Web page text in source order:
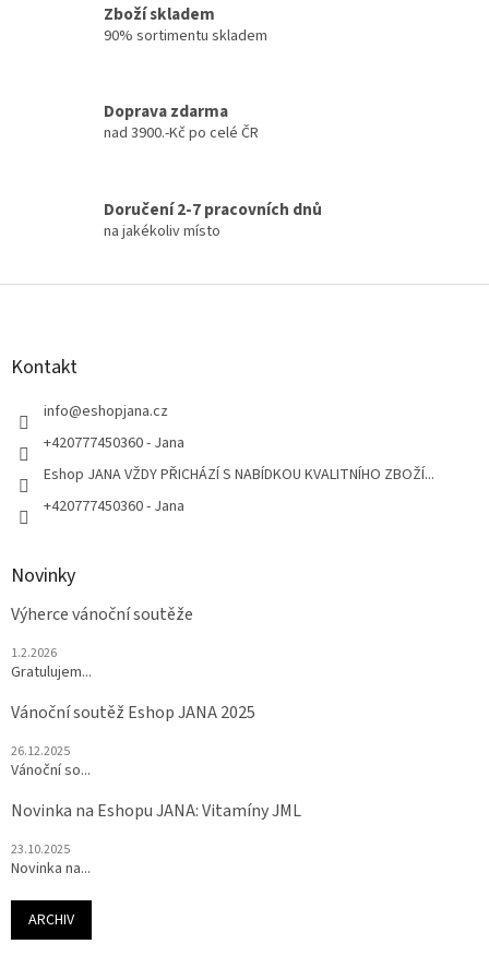
s
Zboží skladem
90% sortimentu skladem
Doprava zdarma
nad 3900.-Kč po celé ČR
Doručení 2-7 pracovních dnů
na jakékoliv místo
Z
Kontakt
info@eshopjana.cz
+420777450360 - Jana
Eshop JANA VŽDY PŘICHÁZÍ S NABÍDKOU KVALITNÍHO ZBOŽÍ...
+420777450360 - Jana
Novinky
Výherce vánoční soutěže
1.2.2026
Gratulujem...
Vánoční soutěž Eshop JANA 2025
26.12.2025
Vánoční so...
Novinka na Eshopu JANA: Vitamíny JML
23.10.2025
Novinka na...
ARCHIV